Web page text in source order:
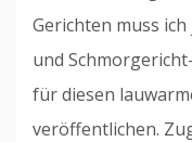
Gerichten muss
und
für diesen
veröffentlichen.